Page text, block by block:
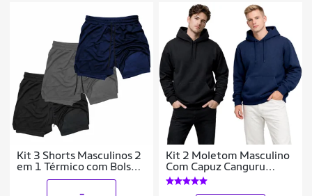
Kit 3 Shorts Masculinos 2
em 1 Térmico com Bolso
Secagem Rápida
Kit 2 Moletom Masculino
Com Capuz Canguru
Flanelado Casaco De Frio
Casual Inverno